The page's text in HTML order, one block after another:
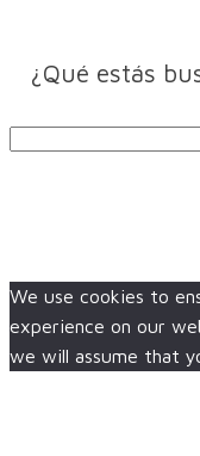
¿Qué estás
We use cookies to
experience on our
we will assume that